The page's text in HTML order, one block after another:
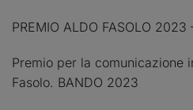
PREMIO ALDO FASOLO 2023
Premio per la comunicazione
Fasolo. BANDO 2023